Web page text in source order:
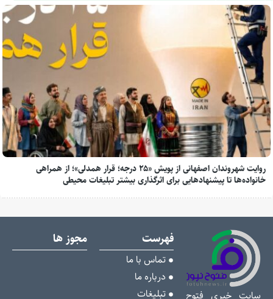
روایت شهروندان اصفهانی از پویش «۲۵ درجه؛ قرار همدلی»؛ از همراهی
خانواده‌ها تا پیشنهادهایی برای اثرگذاری بیشتر تبلیغات محیطی
سایت خبری فتوح
فهرست
تماس با ما
درباره ما
تبلیغات
مجوز ها